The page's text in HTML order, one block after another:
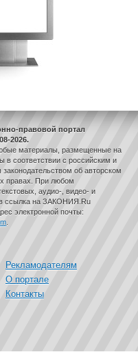
правовой портал
2026.
материалы, размещенные на
в соответствии с российским и
об авторском
правах. При любом
аудио-, видео- и
ссылка на ЗАКОНИЯ.Ru
электронной почты:
Рекламодателям
О портале
Контакты